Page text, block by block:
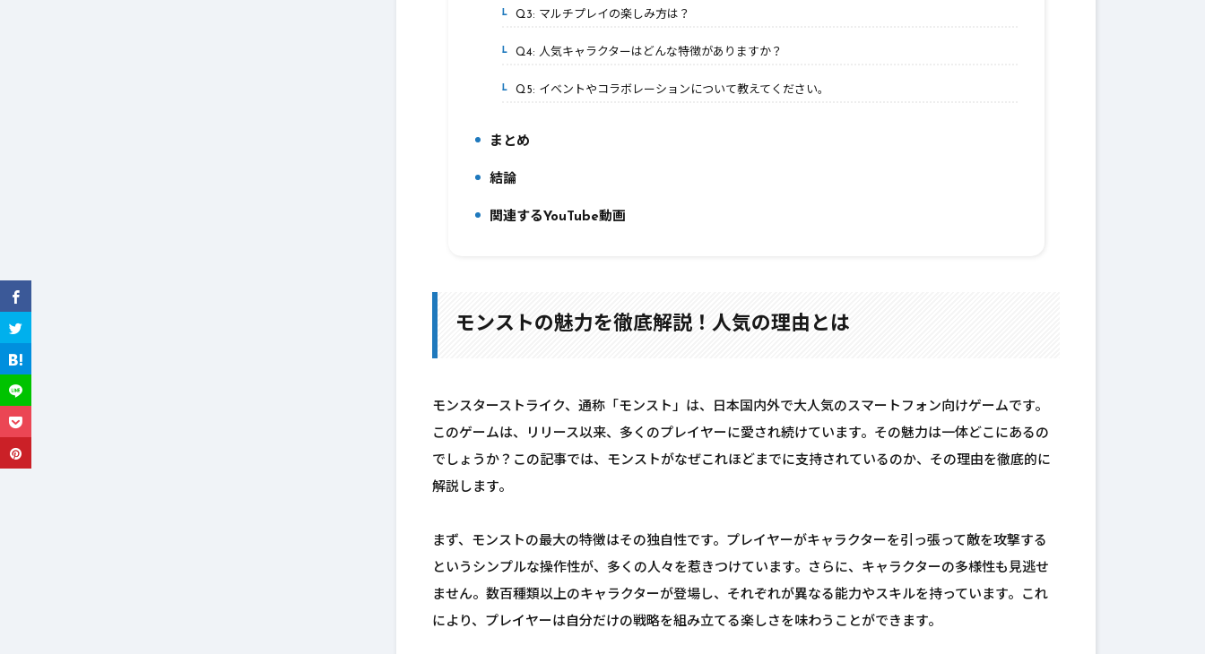
6-3.Q3: マルチプレイの楽しみ方は？
6-4.Q4: 人気キャラクターはどんな特徴がありますか？
6-5.Q5: イベントやコラボレーションについて教えてください。
まとめ
8.
結論
9.
関連するYouTube動画
モンストの魅力を徹底解説！人気の理由とは
モンスターストライク、通称「モンスト」は、日本国内外で大人気のスマートフォン向けゲームです。
このゲームは、リリース以来、多くのプレイヤーに愛され続けています。その魅力は一体どこにあるの
でしょうか？この記事では、モンストがなぜこれほどまでに支持されているのか、その理由を徹底的に
解説します。
まず、モンストの最大の特徴はその独自性です。プレイヤーがキャラクターを引っ張って敵を攻撃する
というシンプルな操作性が、多くの人々を惹きつけています。さらに、キャラクターの多様性も見逃せ
ません。数百種類以上のキャラクターが登場し、それぞれが異なる能力やスキルを持っています。これ
により、プレイヤーは自分だけの戦略を組み立てる楽しさを味わうことができます。